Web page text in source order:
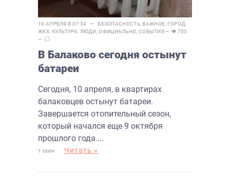
10 АПРЕЛЯ В 07:34 — БЕЗОПАСНОСТЬ, ВАЖНОЕ ГОРОД
ЖКХ, КУЛЬТУРА ЛЮДИ ,ОФИЦИАЛЬНО СОБЫТИЯ— 👁 753
—
В Балаково сегодня остынут
батареи
Сегодня, 10 апреля, в квартирах
балаковцев остынут батареи.
Завершается отопительный сезон,
который начался еще 9 октября
прошлого года....
1 МИН Читать »